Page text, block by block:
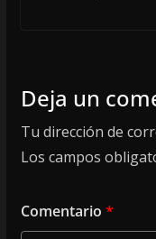
Deja un
Tu dirección de
Los campos
Comentario *